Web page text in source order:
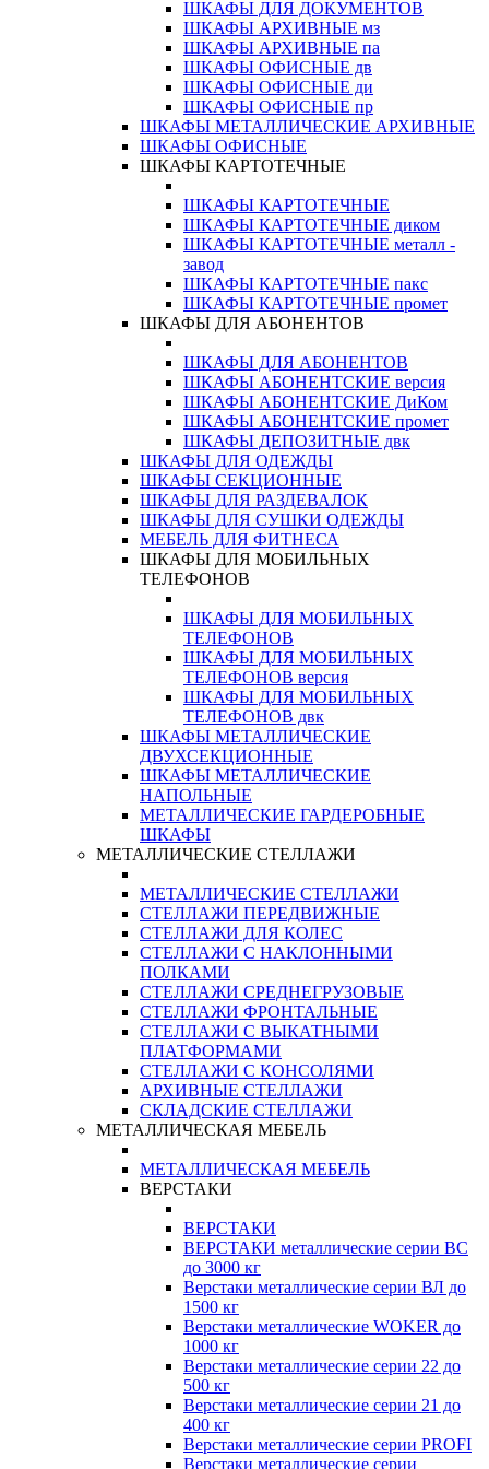
ШКАФЫ ДЛЯ ДОКУМЕНТОВ
ШКАФЫ АРХИВНЫЕ мз
ШКАФЫ АРХИВНЫЕ па
ШКАФЫ ОФИСНЫЕ дв
ШКАФЫ ОФИСНЫЕ ди
ШКАФЫ ОФИСНЫЕ пр
ШКАФЫ МЕТАЛЛИЧЕСКИЕ АРХИВНЫЕ
ШКАФЫ ОФИСНЫЕ
ШКАФЫ КАРТОТЕЧНЫЕ
ШКАФЫ КАРТОТЕЧНЫЕ
ШКАФЫ КАРТОТЕЧНЫЕ диком
ШКАФЫ КАРТОТЕЧНЫЕ металл -
завод
ШКАФЫ КАРТОТЕЧНЫЕ пакс
ШКАФЫ КАРТОТЕЧНЫЕ промет
ШКАФЫ ДЛЯ АБОНЕНТОВ
ШКАФЫ ДЛЯ АБОНЕНТОВ
ШКАФЫ АБОНЕНТСКИЕ версия
ШКАФЫ АБОНЕНТСКИЕ ДиКом
ШКАФЫ АБОНЕНТСКИЕ промет
ШКАФЫ ДЕПОЗИТНЫЕ двк
ШКАФЫ ДЛЯ ОДЕЖДЫ
ШКАФЫ СЕКЦИОННЫЕ
ШКАФЫ ДЛЯ РАЗДЕВАЛОК
ШКАФЫ ДЛЯ СУШКИ ОДЕЖДЫ
МЕБЕЛЬ ДЛЯ ФИТНЕСА
ШКАФЫ ДЛЯ МОБИЛЬНЫХ
ТЕЛЕФОНОВ
ШКАФЫ ДЛЯ МОБИЛЬНЫХ
ТЕЛЕФОНОВ
ШКАФЫ ДЛЯ МОБИЛЬНЫХ
ТЕЛЕФОНОВ версия
ШКАФЫ ДЛЯ МОБИЛЬНЫХ
ТЕЛЕФОНОВ двк
ШКАФЫ МЕТАЛЛИЧЕСКИЕ
ДВУХСЕКЦИОННЫЕ
ШКАФЫ МЕТАЛЛИЧЕСКИЕ
НАПОЛЬНЫЕ
МЕТАЛЛИЧЕСКИЕ ГАРДЕРОБНЫЕ
ШКАФЫ
МЕТАЛЛИЧЕСКИЕ СТЕЛЛАЖИ
МЕТАЛЛИЧЕСКИЕ СТЕЛЛАЖИ
СТЕЛЛАЖИ ПЕРЕДВИЖНЫЕ
СТЕЛЛАЖИ ДЛЯ КОЛЕС
СТЕЛЛАЖИ С НАКЛОННЫМИ
ПОЛКАМИ
СТЕЛЛАЖИ СРЕДНЕГРУЗОВЫЕ
СТЕЛЛАЖИ ФРОНТАЛЬНЫЕ
СТЕЛЛАЖИ С ВЫКАТНЫМИ
ПЛАТФОРМАМИ
СТЕЛЛАЖИ С КОНСОЛЯМИ
АРХИВНЫЕ СТЕЛЛАЖИ
СКЛАДСКИЕ СТЕЛЛАЖИ
МЕТАЛЛИЧЕСКАЯ МЕБЕЛЬ
МЕТАЛЛИЧЕСКАЯ МЕБЕЛЬ
ВЕРСТАКИ
ВЕРСТАКИ
ВЕРСТАКИ металлические серии ВС
до 3000 кг
Верстаки металлические серии ВЛ до
1500 кг
Верстаки металлические WOKER до
1000 кг
Верстаки металлические серии 22 до
500 кг
Верстаки металлические серии 21 до
400 кг
Верстаки металлические серии PROFI
Верстаки металлические серии